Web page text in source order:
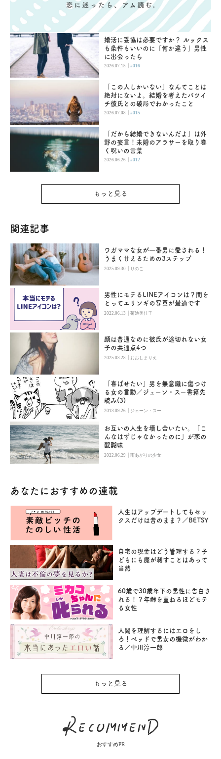
婚活に妥協は必要ですか？ ルックス
も条件もいいのに「何か違う」男性
に出会ったら
2026.07.15 |#016
「この人しかいない」なんてことは
絶対にないよ。結婚を考えたバツイ
チ彼氏との破局でわかったこと
2026.07.08 |#015
「だから結婚できないんだよ」は外
野の妄言！未婚のアラサーを取り巻
く呪いの言葉
2026.06.26 |#012
もっと見る
関連記事
ワガママな女が一番男に愛される！
うまく甘えるための3ステップ
2025.09.30 | りのこ
男性にモテるLINEアイコンは？間を
とってエリンギの写真が最適です
2022.06.13 |菊池美佳子
顔は普通なのに彼氏が途切れない女
子の共通点4つ
2025.03.28 | おおしまりえ
「喜ばせたい」男を無意識に傷つけ
る女の言動／ジェーン・スー書籍先
読み(3)
2013.09.26 | ジェーン・スー
お互いの人生を壊し合いたい。「こ
んなはずじゃなかったのに」が恋の
醍醐味
2022.06.29 |雨あがりの少女
あなたにおすすめの連載
人生はアップデートしてもセッ
クスだけは昔のまま？／BETSY
自宅の現金はどう管理する？子
どもにも魔が刺すことはあって
当然
60歳で30歳年下の男性に告白さ
れる！？年齢を重ねるほどモテ
る女性
人間を理解するにはエロをし
ろ！ベッドで男女の機微がわか
る／中川淳一郎
もっと見る
おすすめPR